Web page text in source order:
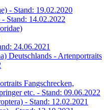
- Stand: 19.02.2020
Stand: 14.02.2022
24.06.2021
Deutschlands - Artenportraits
Fangschrecken,
etc. - Stand: 09.06.2022
- Stand: 12.02.2021